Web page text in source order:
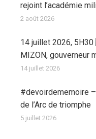
rejoint l’académie
2 août 2026
14 juillet 2026,
MIZON, gouverneur
14 juillet 2026
#devoirdememoire –
de l’Arc de triomphe
5 juillet 2026